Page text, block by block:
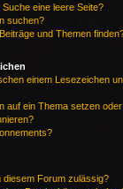
eine leere Seite?
suchen?
und Themen
einem Lesezeichen
auf ein Thema setzen
diesem Forum zulässig?